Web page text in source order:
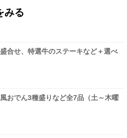
みる
合せ、特選牛のステーキなど＋選べ
おでん3種盛りなど全7品（土～木曜